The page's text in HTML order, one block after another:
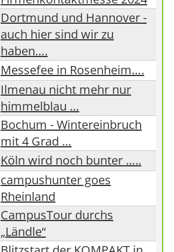
Dortmund und Hannover -
auch hier sind wir zu
haben….
Messefee in Rosenheim….
Ilmenau nicht mehr nur
himmelblau …
Bochum - Wintereinbruch
mit 4 Grad …
Köln wird noch bunter …..
campushunter goes
Rheinland
CampusTour durchs
„Ländle“